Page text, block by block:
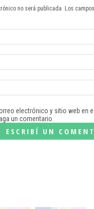
no será publicada. Los
electrónico y sitio web en
un comentario.